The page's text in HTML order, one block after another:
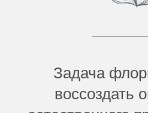
Задача
воссоздать